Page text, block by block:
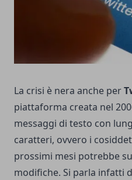
La crisi è nera anche per
piattaforma creata nel
messaggi di testo con
caratteri, ovvero i
prossimi mesi potrebbe
modifiche. Si parla infatti